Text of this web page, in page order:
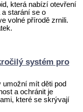
která nabízí otevření
starání se o
volné přírodě zrnili.
systém pro
umožní mít děti pod
a ochránit je
které se skrývají